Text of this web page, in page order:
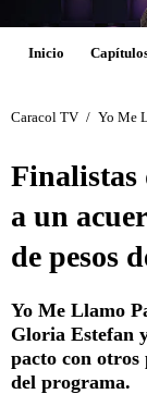
Inicio
Caracol TV / Yo Me
Finalistas
a un
de pesos
Yo Me Llamo
Gloria Estefan
pacto con
del programa.